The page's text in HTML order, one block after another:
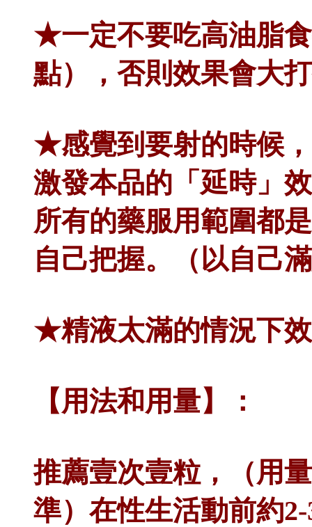
★一定不要吃高油脂
點），否則效果會大
★感覺到要射的時候
激發本品的「延時」
所有的藥服用範圍都
自己把握。（以自己
★精液太滿的情況下
【用法和用量】：
推薦壹次壹粒，（用
準）在性生活動前約